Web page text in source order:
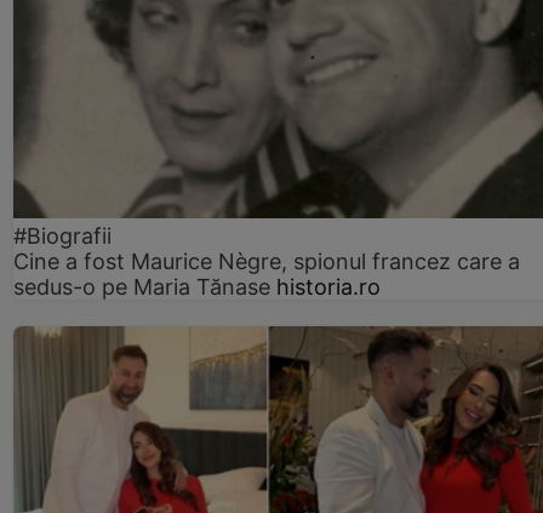
#Biografii
Cine a fost Maurice Nègre, spionul francez care a
sedus-o pe Maria Tănase historia.ro